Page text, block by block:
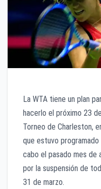
La WTA tiene un plan
hacerlo el próximo 23
Torneo de Charleston,
que estuvo
cabo el pasado mes de
por la suspensión de
31 de marzo.